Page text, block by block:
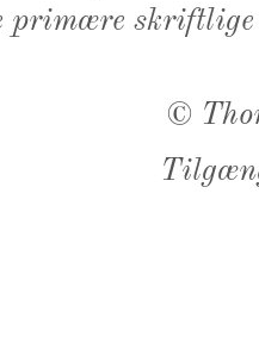
primære
©